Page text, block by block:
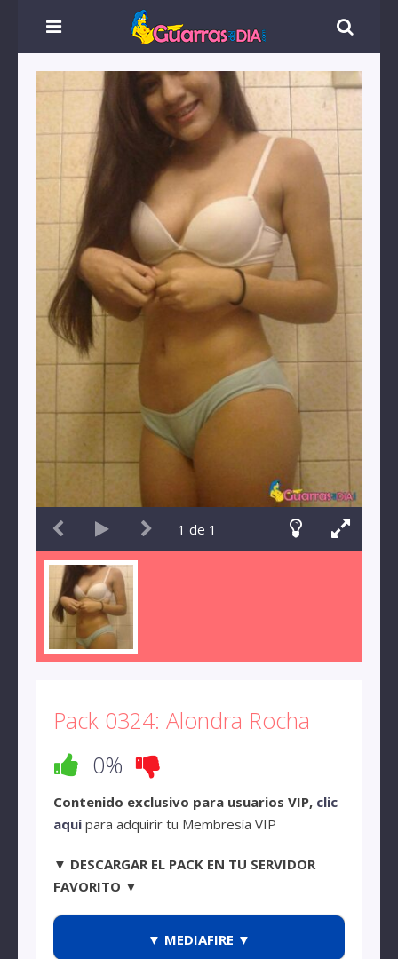
1 de 1
Pack 0324: Alondra Rocha
0%
Contenido exclusivo para usuarios VIP, clic
aquípara adquirir tu Membresía VIP
▼ DESCARGAR EL PACK EN TU SERVIDOR
FAVORITO ▼
▼ MEDIAFIRE ▼